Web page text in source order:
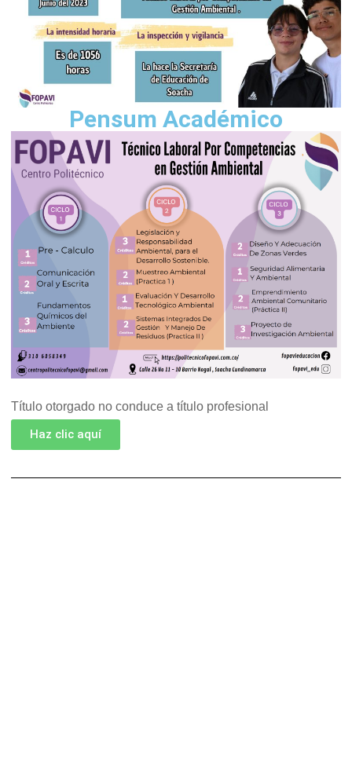
Pensum Académico
Título otorgado no conduce a título profesional
Haz clic aquí